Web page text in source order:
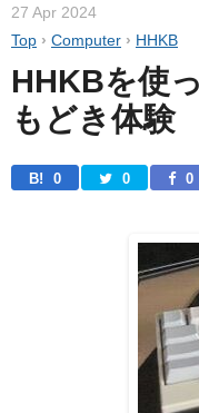
27 Apr 2024
Top › Computer › HHKB
HHKBを使
もどき体験
B! 0 0 0